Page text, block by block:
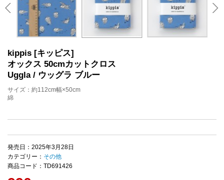
kippis [キッピス]
オックス 50cmカットクロス
Uggla / ウッグラ ブルー
サイズ：約112cm幅×50cm
綿
発売日：2025年3月28日
カテゴリー： その他
商品コード：TD691426